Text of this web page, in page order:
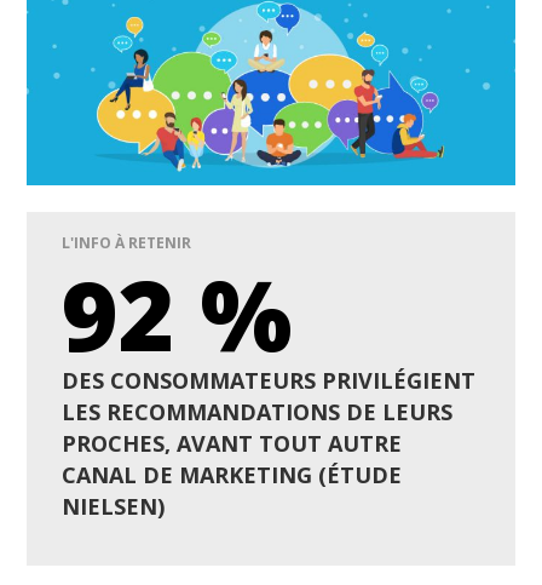
L'INFO À RETENIR
92 %
DES CONSOMMATEURS PRIVILÉGIENT
LES RECOMMANDATIONS DE LEURS
PROCHES, AVANT TOUT AUTRE
CANAL DE MARKETING (ÉTUDE
NIELSEN)